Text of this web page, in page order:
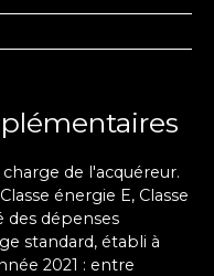
de l'acquéreur.
énergie E, Classe
dépenses
standard, établi à
2021 : entre